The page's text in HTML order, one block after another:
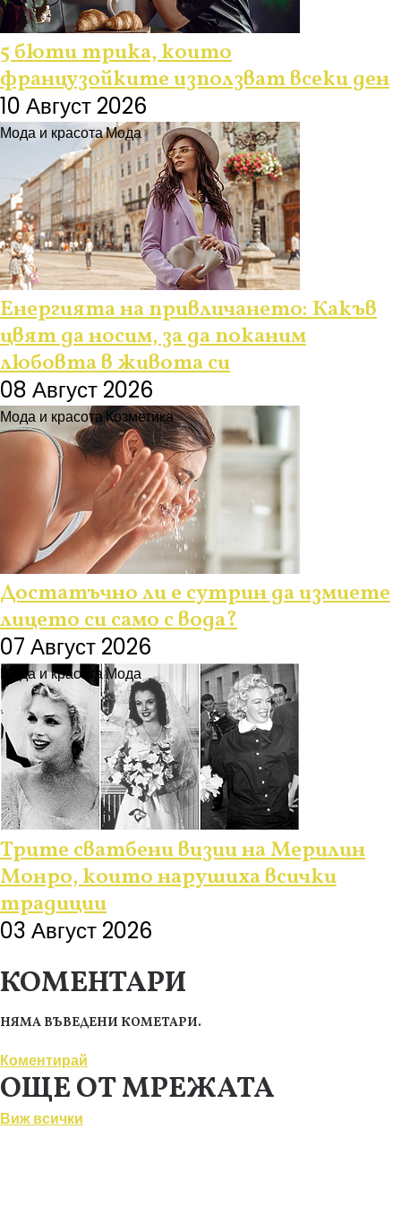
5 бюти трика, които
французойките използват всеки ден
10 Август 2026
Мода и красотаМода
Енергията на привличането: Какъв
цвят да носим, за да поканим
любовта в живота си
08 Август 2026
Мода и красотаКозметика
Достатъчно ли е сутрин да измиете
лицето си само с вода?
07 Август 2026
Мода и красотаМода
Трите сватбени визии на Мерилин
Монро, които нарушиха всички
традиции
03 Август 2026
КОМЕНТАРИ
НЯМА ВЪВЕДЕНИ КОМЕТАРИ.
Коментирай
ОЩЕ ОТ МРЕЖАТА
Виж всички